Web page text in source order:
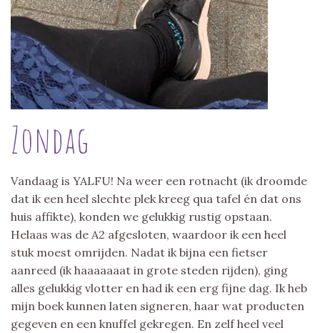
Zondag
Vandaag is YALFU! Na weer een rotnacht (ik droomde
dat ik een heel slechte plek kreeg qua tafel én dat ons
huis affikte), konden we gelukkig rustig opstaan.
Helaas was de A2 afgesloten, waardoor ik een heel
stuk moest omrijden. Nadat ik bijna een fietser
aanreed (ik haaaaaaat in grote steden rijden), ging
alles gelukkig vlotter en had ik een erg fijne dag. Ik heb
mijn boek kunnen laten signeren, haar wat producten
gegeven en een knuffel gekregen. En zelf heel veel